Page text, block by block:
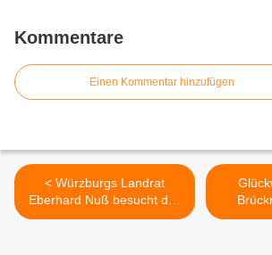
Kommentare
Einen Kommentar hinzufügen
< Würzburgs Landrat
Eberhard Nuß besucht das
Veitshöchheimer BFW